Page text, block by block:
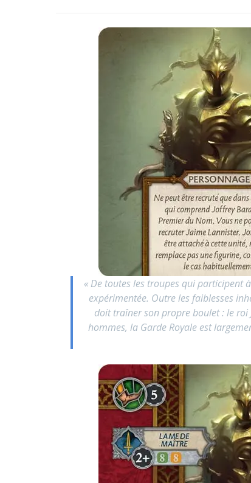
« De toutes les troupes qui participent
expérimentée. Outre les faiblesses
doit traîner son propre boulet : le roi
hommes, la Garde Royale est